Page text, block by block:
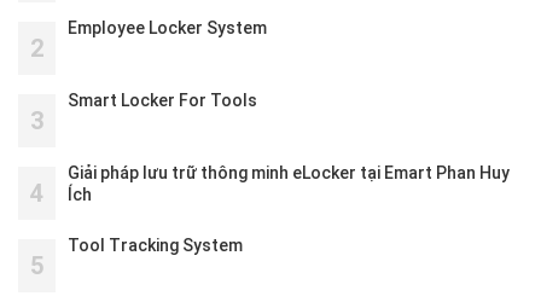
2
Employee Locker System
3
Smart Locker For Tools
4
Giải pháp lưu trữ thông minh eLocker tại Emart Phan Huy
Ích
5
Tool Tracking System